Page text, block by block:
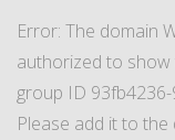
Error: The domain
authorized to
group ID
Please add it to